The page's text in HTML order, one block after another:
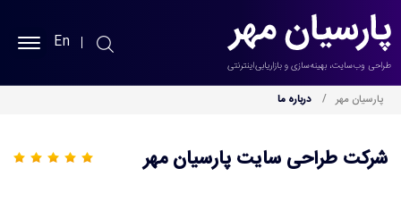
طراحی سایت
En
پارسیان مهر درباره ما
شرکت طراحی سایت پارسیان مهر